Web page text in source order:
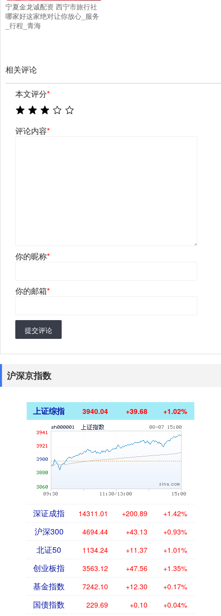
宁夏金龙诚配资 西宁市旅行社
哪家好这家绝对让你放心_服务
_行程_青海
相关评论
本文评分*
评论内容*
你的昵称*
你的邮箱*
提交评论
沪深京指数
上证综指 3940.04 +39.68 +1.02%
深证成指 14311.01 +200.89 +1.42%
沪深300 4694.44 +43.13 +0.93%
北证50 1134.24 +11.37 +1.01%
创业板指 3563.12 +47.56 +1.35%
基金指数 7242.10 +12.30 +0.17%
国债指数 229.69 +0.10 +0.04%